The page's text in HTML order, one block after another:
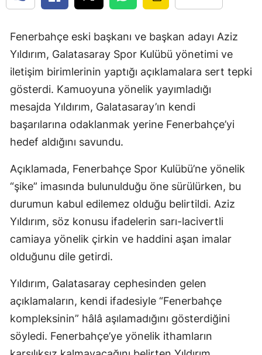
Fenerbahçe eski başkanı ve başkan adayı Aziz
Yıldırım, Galatasaray Spor Kulübü yönetimi ve
iletişim birimlerinin yaptığı açıklamalara sert tepki
gösterdi. Kamuoyuna yönelik yayımladığı
mesajda Yıldırım, Galatasaray’ın kendi
başarılarına odaklanmak yerine Fenerbahçe’yi
hedef aldığını savundu.
Açıklamada, Fenerbahçe Spor Kulübü’ne yönelik
“şike” imasında bulunulduğu öne sürülürken, bu
durumun kabul edilemez olduğu belirtildi. Aziz
Yıldırım, söz konusu ifadelerin sarı-lacivertli
camiaya yönelik çirkin ve haddini aşan imalar
olduğunu dile getirdi.
Yıldırım, Galatasaray cephesinden gelen
açıklamaların, kendi ifadesiyle “Fenerbahçe
kompleksinin” hâlâ aşılamadığını gösterdiğini
söyledi. Fenerbahçe’ye yönelik ithamların